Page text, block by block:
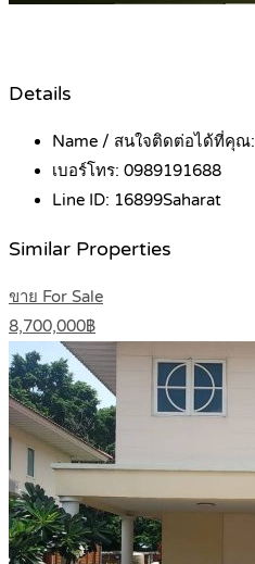
Details
Name / สนใจติดต่อได้ที่คุณ:
เบอร์โทร: 0989191688
Line ID: 16899Saharat
Similar Properties
ขาย For Sale
8,700,000฿